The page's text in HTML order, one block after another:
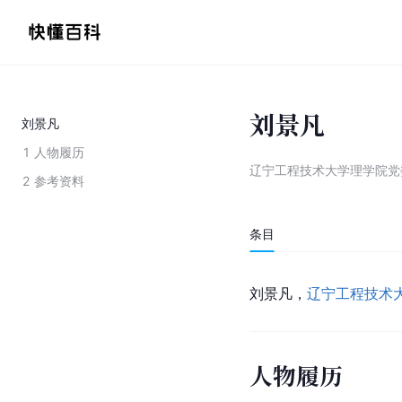
刘景凡
1 人物履历
2 参考资料
刘景凡
辽宁工程技术大学理学院
条目
刘景凡， 辽宁工程技术
人物履历